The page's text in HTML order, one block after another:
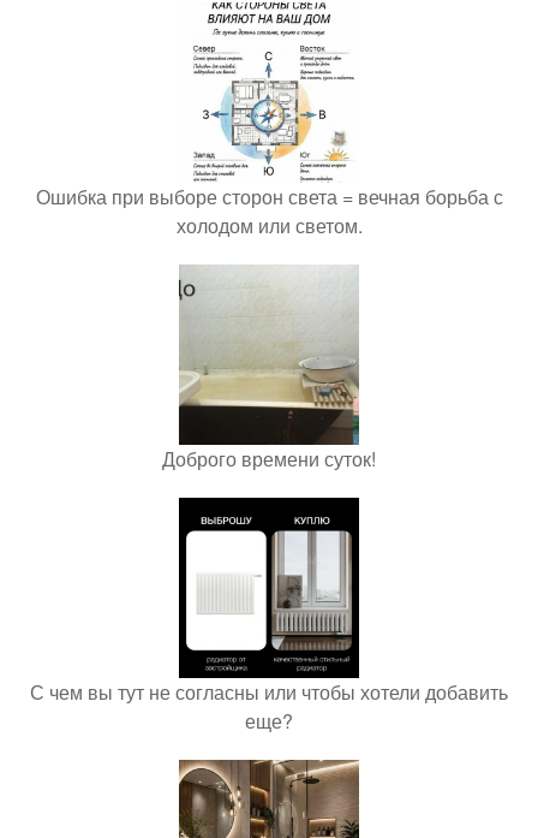
Ошибка при выборе сторон света = вечная борьба с
холодом или светом.
Доброго времени суток!
С чем вы тут не согласны или чтобы хотели добавить
еще?